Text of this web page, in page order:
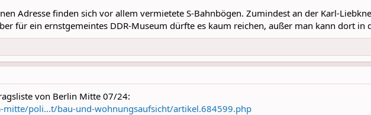
Adresse finden sich vor allem vermietete S-Bahnbögen. Zumindest an der Karl-
für ein ernstgemeintes DDR-Museum dürfte es kaum reichen, außer man kann dort in
von Berlin Mitte 07/24:
poli...t/bau-und-wohnungsaufsicht/artikel.684599.php